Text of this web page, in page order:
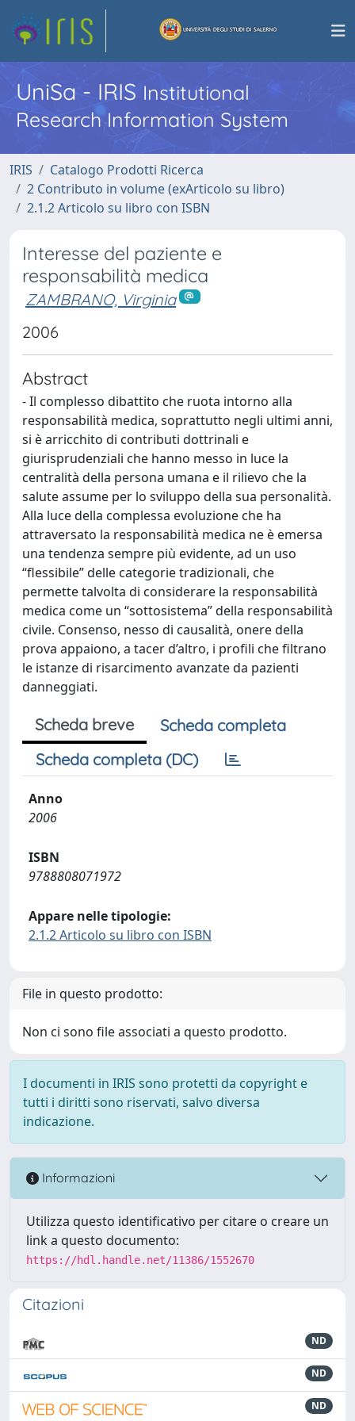
UniSa - IRISInstitutional
Research Information System
IRIS
Catalogo Prodotti Ricerca
2 Contributo in volume (exArticolo su libro)
2.1.2 Articolo su libro con ISBN
Interesse del paziente e
responsabilità medica
ZAMBRANO, Virginia
2006
Abstract
- Il complesso dibattito che ruota intorno alla
responsabilità medica, soprattutto negli ultimi anni,
si è arricchito di contributi dottrinali e
giurisprudenziali che hanno messo in luce la
centralità della persona umana e il rilievo che la
salute assume per lo sviluppo della sua personalità.
Alla luce della complessa evoluzione che ha
attraversato la responsabilità medica ne è emersa
una tendenza sempre più evidente, ad un uso
“flessibile” delle categorie tradizionali, che
permette talvolta di considerare la responsabilità
medica come un “sottosistema” della responsabilità
civile. Consenso, nesso di causalità, onere della
prova appaiono, a tacer d’altro, i profili che filtrano
le istanze di risarcimento avanzate da pazienti
danneggiati.
Scheda breve
Scheda completa
Scheda completa (DC)
Anno
2006
ISBN
9788808071972
Appare nelle tipologie:
2.1.2 Articolo su libro con ISBN
File in questo prodotto:
Non ci sono file associati a questo prodotto.
I documenti in IRIS sono protetti da copyright e
tutti i diritti sono riservati, salvo diversa
indicazione.
Informazioni
Utilizza questo identificativo per citare o creare un
link a questo documento:
https://hdl.handle.net/11386/1552670
Citazioni
ND
ND
ND